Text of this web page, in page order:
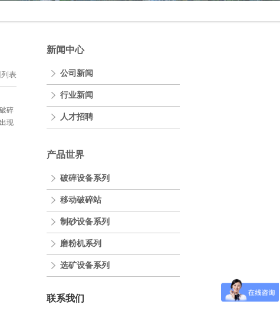
表
碎
现
新闻中心
公司新闻
行业新闻
人才招聘
产品世界
破碎设备系列
移动破碎站
制砂设备系列
磨粉机系列
选矿设备系列
联系我们